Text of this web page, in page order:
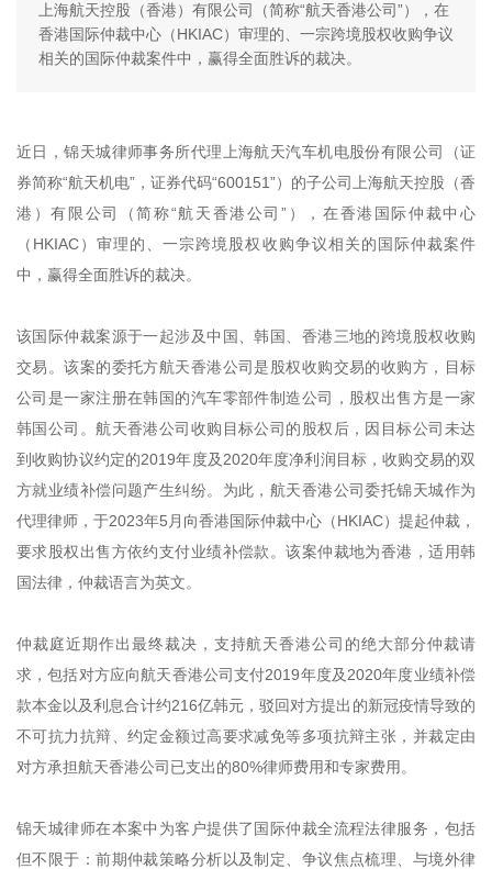
上海航天控股（香港）有限公司（简称“航天香港公司”），在
香港国际仲裁中心（HKIAC）审理的、一宗跨境股权收购争议
相关的国际仲裁案件中，赢得全面胜诉的裁决。
近日，锦天城律师事务所代理上海航天汽车机电股份有限公司（证
券简称“航天机电”，证券代码“600151”）的子公司上海航天控股（香
港）有限公司（简称“航天香港公司”），在香港国际仲裁中心
（HKIAC）审理的、一宗跨境股权收购争议相关的国际仲裁案件
中，赢得全面胜诉的裁决。
该国际仲裁案源于一起涉及中国、韩国、香港三地的跨境股权收购
交易。该案的委托方航天香港公司是股权收购交易的收购方，目标
公司是一家注册在韩国的汽车零部件制造公司，股权出售方是一家
韩国公司。航天香港公司收购目标公司的股权后，因目标公司未达
到收购协议约定的2019年度及2020年度净利润目标，收购交易的双
方就业绩补偿问题产生纠纷。为此，航天香港公司委托锦天城作为
代理律师，于2023年5月向香港国际仲裁中心（HKIAC）提起仲裁，
要求股权出售方依约支付业绩补偿款。该案仲裁地为香港，适用韩
国法律，仲裁语言为英文。
仲裁庭近期作出最终裁决，支持航天香港公司的绝大部分仲裁请
求，包括对方应向航天香港公司支付2019年度及2020年度业绩补偿
款本金以及利息合计约216亿韩元，驳回对方提出的新冠疫情导致的
不可抗力抗辩、约定金额过高要求减免等多项抗辩主张，并裁定由
对方承担航天香港公司已支出的80%律师费用和专家费用。
锦天城律师在本案中为客户提供了国际仲裁全流程法律服务，包括
但不限于：前期仲裁策略分析以及制定、争议焦点梳理、与境外律